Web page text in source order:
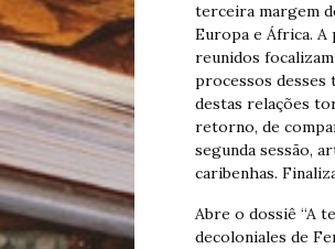
terceira margem
Europa e África.
reunidos
processos desses
destas relações
retorno, de
segunda sessão,
caribenhas.
Abre o dossiê “A
decoloniales de